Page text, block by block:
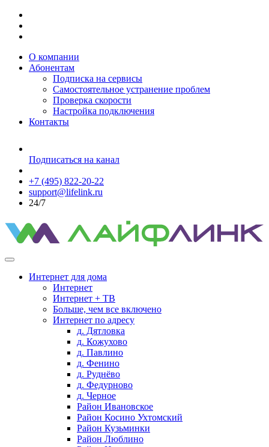
О компании
Абонентам
Подписка на сервисы
Самостоятельное устранение проблем
Проверка скорости
Настройка подключения
Контакты
Подписаться на канал
+7 (495) 822-20-22
support@lifelink.ru
24/7
Интернет для дома
Интернет
Интернет + ТВ
Больше, чем все включено
Интернет по адресу
д. Дятловка
д. Кожухово
д. Павлино
д. Фенино
д. Руднёво
д. Федурново
д. Черное
Район Ивановское
Район Косино Ухтомский
Район Кузьминки
Район Люблино